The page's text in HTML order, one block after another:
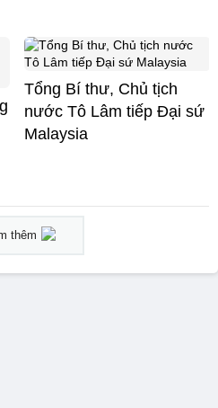
Tổng Bí thư, Chủ tịch
nước Tô Lâm tiếp Đại sứ
Malaysia
thêm